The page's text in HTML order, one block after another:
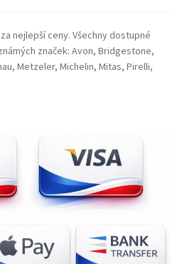
nejlepší ceny. Všechny dostupné
značek: Avon, Bridgestone,
Metzeler, Michelin, Mitas, Pirelli,